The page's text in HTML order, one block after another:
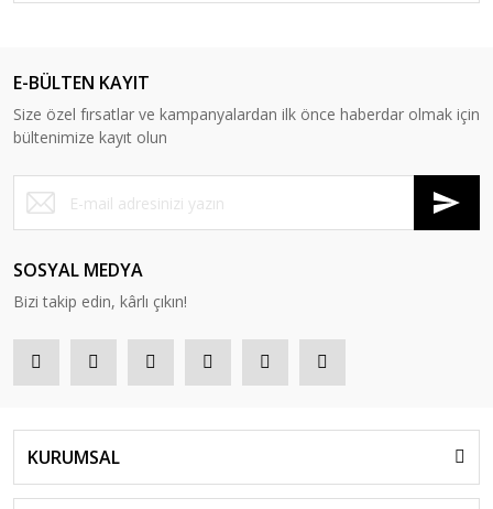
E-BÜLTEN KAYIT
Size özel fırsatlar ve kampanyalardan ilk önce haberdar olmak için
bültenimize kayıt olun
SOSYAL MEDYA
Bizi takip edin, kârlı çıkın!
KURUMSAL